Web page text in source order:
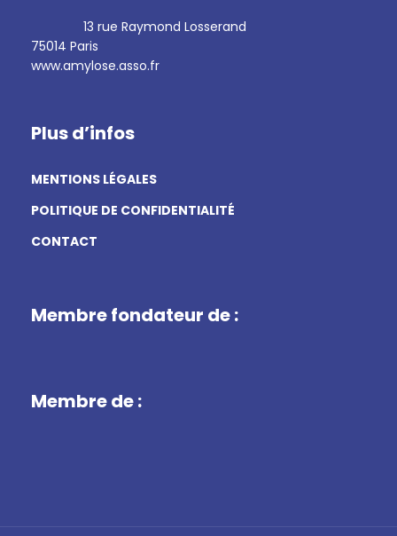
13 rue Raymond Losserand
75014 Paris
www.amylose.asso.fr
Plus d’infos
MENTIONS LÉGALES
POLITIQUE DE CONFIDENTIALITÉ
CONTACT
Membre fondateur de :
Membre de :